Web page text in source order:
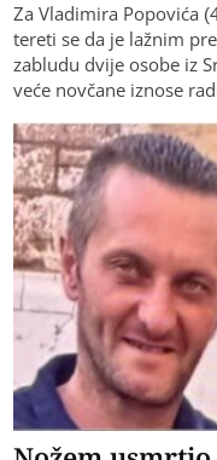
Za Vladimira Popovića
tereti se da je lažnim
zabludu dvije osobe iz
veće novčane iznose